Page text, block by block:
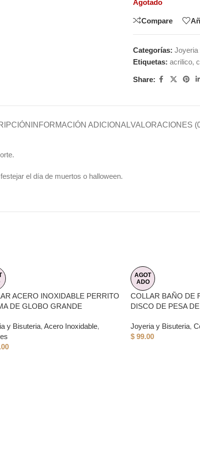
Agotado
Compare
Categorías: Joyeria
Etiquetas: acrilico,
Share:
INFORMACIÓN ADICIONALVALORACIONES
el día de muertos o halloween.
ACERO INOXIDABLE PERRITO
DE GLOBO GRANDE
y Bisuteria, Acero Inoxidable,
AGOT
ADO
COLLAR BAÑO DE
DISCO DE PESA
Joyeria y Bisuteria,
$ 99.00